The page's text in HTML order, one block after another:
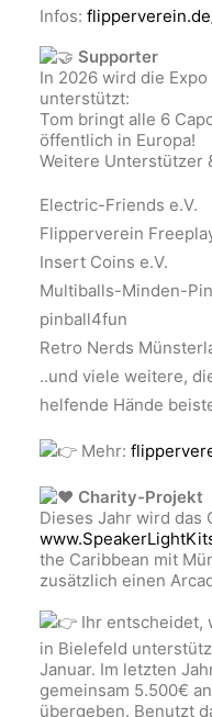
Infos:
Supporter
In 2026 wird die
unterstützt:
Tom bringt alle 6
öffentlich in Europa!
Weitere Unterstützer
Electric-Friends e.V.
Flipperverein
Insert Coins e.V.
Multiballs-Minden-
pinball4fun
Retro Nerds
..und viele weitere,
helfende Hände
Mehr:
Charity-Projekt
Dieses Jahr wird
the Caribbean mit
zusätzlich einen
Ihr entscheidet,
in Bielefeld
Januar. Im letzten
gemeinsam 5.500€
übergeben. Benutzt